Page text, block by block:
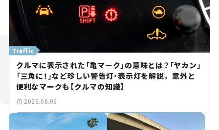
クルマに表示された「亀マーク」の意味とは？「ヤカン」
「三角に！」など珍しい警告灯・表示灯を解説。 意外と
便利なマークも【クルマの知識】
Traffic
2026.08.06